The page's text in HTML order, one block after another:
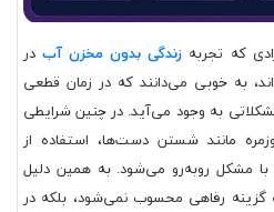
که تجربه زندگی بدون مخزن آبدر
به خوبی می‌دانند که در زمان قطعی
به وجود می‌آید. در چنین شرایطی
مانند شستن دست‌ها، استفاده از
مشکل روبه‌رو می‌شود. به همین دلیل
گزینه رفاهی محسوب نمی‌شود، بلکه در